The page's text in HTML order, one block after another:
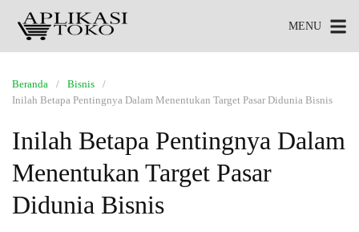
MENU
Beranda
Bisnis
Inilah Betapa Pentingnya Dalam Menentukan Target Pasar Didunia Bisnis
Inilah Betapa Pentingnya Dalam
Menentukan Target Pasar
Didunia Bisnis